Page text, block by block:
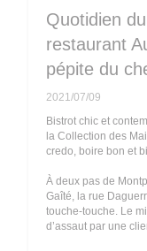
Quotidien
restaurant
pépite du
2021/07/09
Bistrot chic et
la Collection des
credo, boire bon et
À deux pas de
Gaîté, la rue
touche-touche. Le
d’assaut par une